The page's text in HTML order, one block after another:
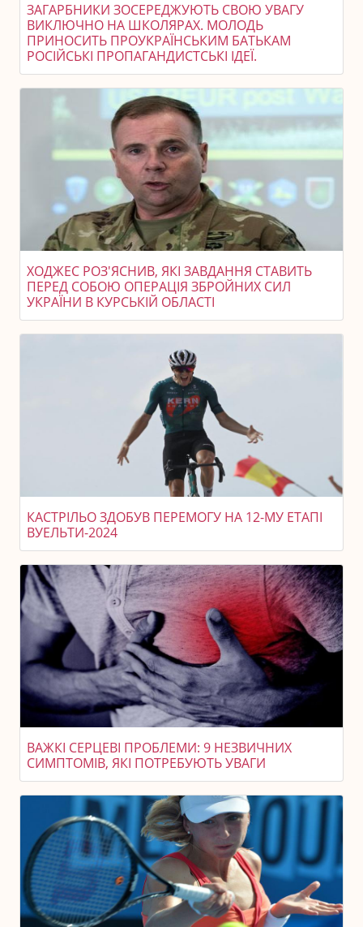
ЗАГАРБНИКИ ЗОСЕРЕДЖУЮТЬ СВОЮ УВАГУ
ВИКЛЮЧНО НА ШКОЛЯРАХ. МОЛОДЬ
ПРИНОСИТЬ ПРОУКРАЇНСЬКИМ БАТЬКАМ
РОСІЙСЬКІ ПРОПАГАНДИСТСЬКІ ІДЕЇ.
ХОДЖЕС РОЗ'ЯСНИВ, ЯКІ ЗАВДАННЯ СТАВИТЬ
ПЕРЕД СОБОЮ ОПЕРАЦІЯ ЗБРОЙНИХ СИЛ
УКРАЇНИ В КУРСЬКІЙ ОБЛАСТІ
КАСТРІЛЬО ЗДОБУВ ПЕРЕМОГУ НА 12-МУ ЕТАПІ
ВУЕЛЬТИ-2024
ВАЖКІ СЕРЦЕВІ ПРОБЛЕМИ: 9 НЕЗВИЧНИХ
СИМПТОМІВ, ЯКІ ПОТРЕБУЮТЬ УВАГИ